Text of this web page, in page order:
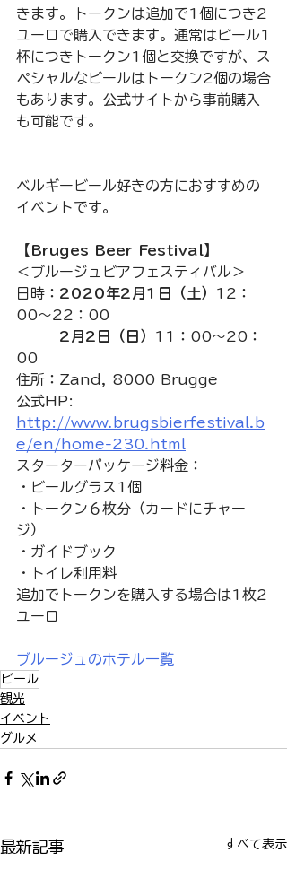
きます。トークンは追加で1個につき2
ユーロで購入できます。通常はビール1
杯につきトークン1個と交換ですが、ス
ペシャルなビールはトークン2個の場合
もあります。公式サイトから事前購入
も可能です。
ベルギービール好きの方におすすめの
イベントです。
【Bruges Beer Festival】
＜ブルージュビアフェスティバル＞
日時： 2020年2月1日（土）
12：
00～22：00
2月2日（日）
11：00～20：
00
住所：Zand, 8000 Brugge
公式HP:
http://www.brugsbierfestival.b
e/en/home-230.html
スターターパッケージ料金：
・ビールグラス1個
・トークン６枚分（カードにチャー
ジ）
・ガイドブック
・トイレ利用料
追加でトークンを購入する場合は1枚2
ユーロ
ブルージュのホテル一覧
ビール
観光
イベント
グルメ
最新記事 すべて表示